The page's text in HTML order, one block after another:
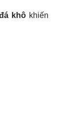
khô khiến